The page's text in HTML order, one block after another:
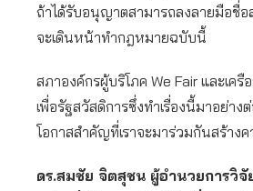
ถ้าได้รับอนุญาตสามารถลงลายมือชื่
จะเดินหน้าทำกฎหมายฉบับนี้
สภาองค์กรผู้บริโภค We Fair และเค
เพื่อรัฐสวัสดิการซึ่งทำเรื่องนี้มาอย่าง
โอกาสสำคัญที่เราจะมาร่วมกันสร้าง
ดร.สมชัย จิตสุชน ผู้อำนวยการวิ